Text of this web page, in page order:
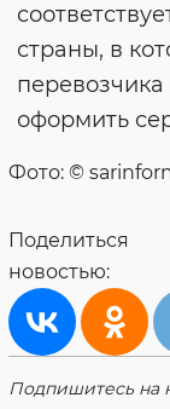
страны, в
перевозчика
оформить
Фото: ©
Поделиться
новостью:
Подпишитесь на